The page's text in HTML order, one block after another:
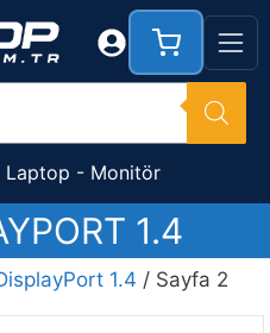
Laptop - Monitör
1.4
1.4 / Sayfa 2